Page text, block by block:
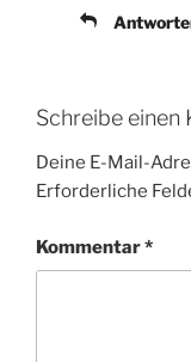
Schreibe einen
Deine E-Mail-
Erforderliche
Kommentar*